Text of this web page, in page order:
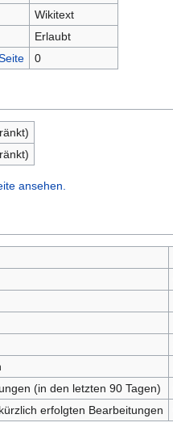
Wikitext
Erlaubt
0
ansehen.
(in den letzten 90 Tagen)
erfolgten Bearbeitungen